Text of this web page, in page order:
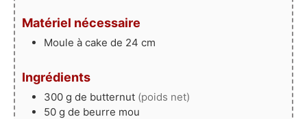
Matériel nécessaire
Moule à cake de 24 cm
Ingrédients
300 g de butternut (poids net)
50 g de beurre mou